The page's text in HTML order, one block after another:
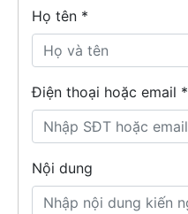
Họ tên *
Điện thoại hoặc email *
Nội dung